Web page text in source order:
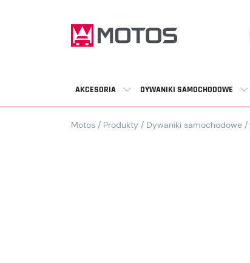
AKCESORIA DYWANIKI SAMOCHODOWE
Motos / Produkty / Dywaniki samochodowe /